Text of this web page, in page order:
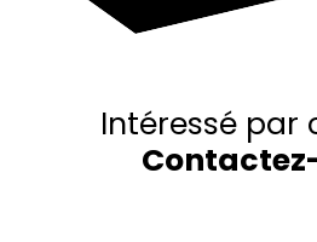
Intéressé par